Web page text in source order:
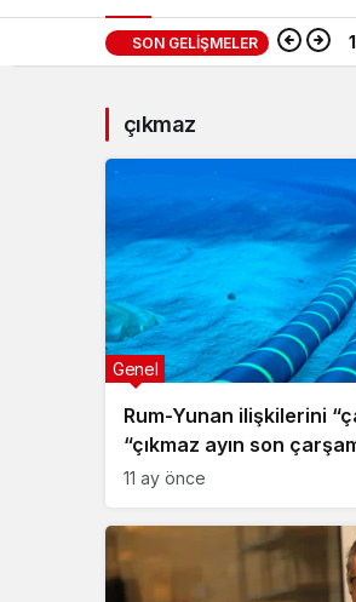
SON GELIŞMELER
çıkmaz
Rum-Yunan ilişkilerini
“çıkmaz ayın son
Genel
11 ay önce